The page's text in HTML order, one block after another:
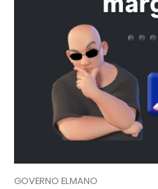
GOVERNO ELMANO